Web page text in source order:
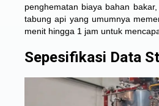
penghematan biaya bahan
tabung api yang umumnya
menit hingga 1 jam untuk
Sepesifikasi Data